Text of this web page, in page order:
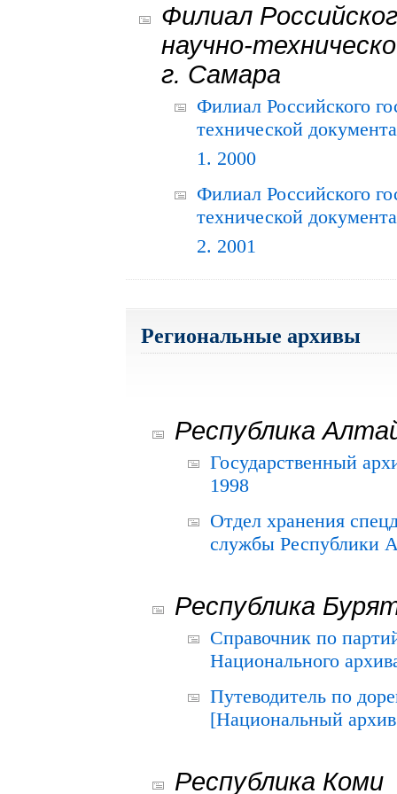
Филиал
научно-
г. Самара
Филиал Российского
технической
1. 2000
Филиал Российского
технической
2. 2001
Региональные архивы
Республика
Государственный
1998
Отдел хранения
службы Республики
Республика
Справочник по
Национального
Путеводитель по
[Национальный
Республика Коми